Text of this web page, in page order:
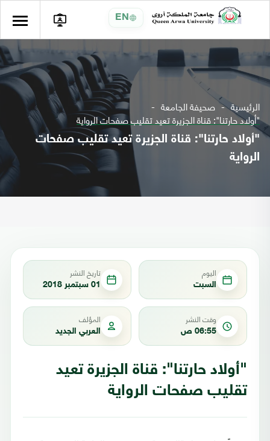
EN
الرئيسية صحيفة الجامعة
"أولاد حارتنا": قناة الجزيرة تعيد تقليب صفحات الرواية
"أولاد حارتنا": قناة الجزيرة تعيد تقليب صفحات
الرواية
اليوم
السبت
تاريخ النشر
01 سبتمبر 2018
وقت النشر
06:55 ص
المؤلف
العربي الجديد
"أولاد حارتنا": قناة الجزيرة تعيد
تقليب صفحات الرواية